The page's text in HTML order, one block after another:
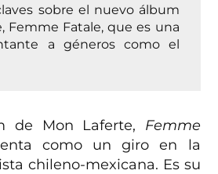
sobre el nuevo álbum
Femme Fatale, que es una
a géneros como el
de Mon Laferte, Femme
como un giro en la
chileno-mexicana. Es su